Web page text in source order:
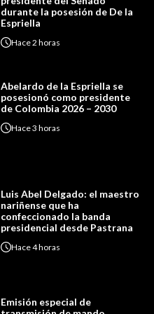
durante la posesión de De la
Espriella
Hace2 horas
Abelardo de la Espriella se
posesionó como presidente
de Colombia 2026 – 2030
Hace3 horas
Luis Abel Delgado: el maestro
nariñense que ha
confeccionado la banda
presidencial desde Pastrana
Hace4 horas
Emisión especial de